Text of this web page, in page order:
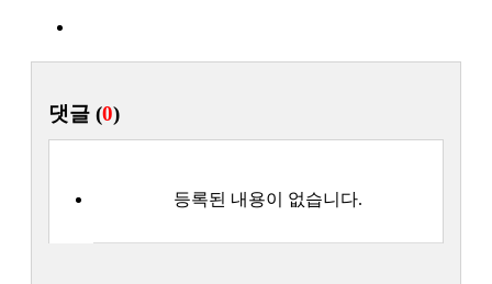
댓글 (0)
등록된 내용이 없습니다.